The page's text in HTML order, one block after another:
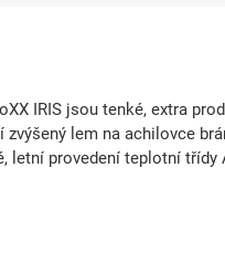
IRIS jsou tenké, extra
zvýšený lem na achilovce
letní provedení teplotní